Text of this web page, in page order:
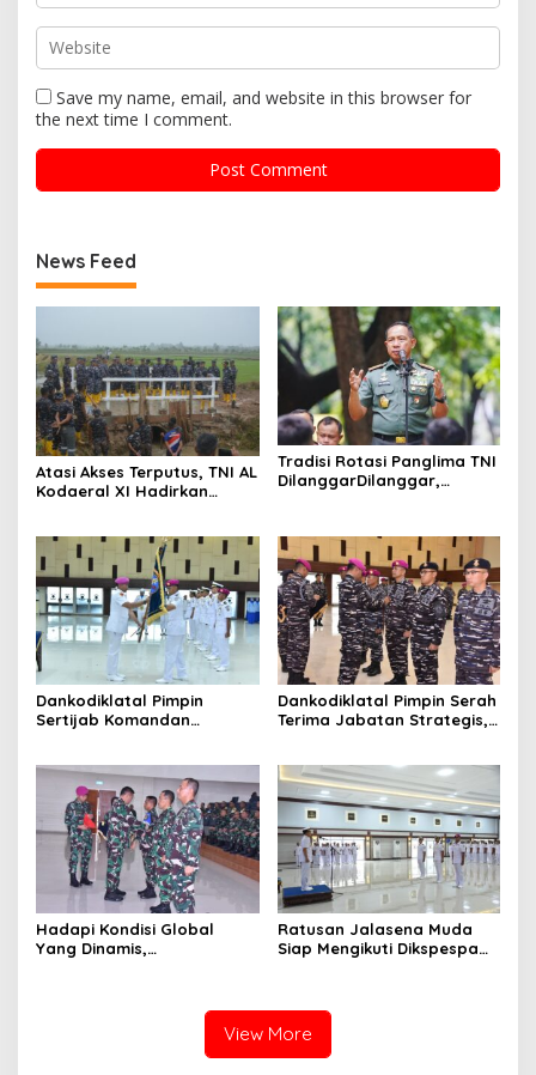
Save my name, email, and website in this browser for
the next time I comment.
News Feed
Atasi Akses Terputus, TNI AL
Kodaeral XI Hadirkan
Selatan
Tradisi Rotasi Panglima TNI
DilanggarDilanggar,
Dankodiklatal Pimpin
Sertijab Komandan
Dankodiklatal Pimpin Serah
Terima Jabatan Strategis,
Hadapi Kondisi Global
Yang Dinamis,
Ratusan Jalasena Muda
Siap Mengikuti Dikspespa
View More